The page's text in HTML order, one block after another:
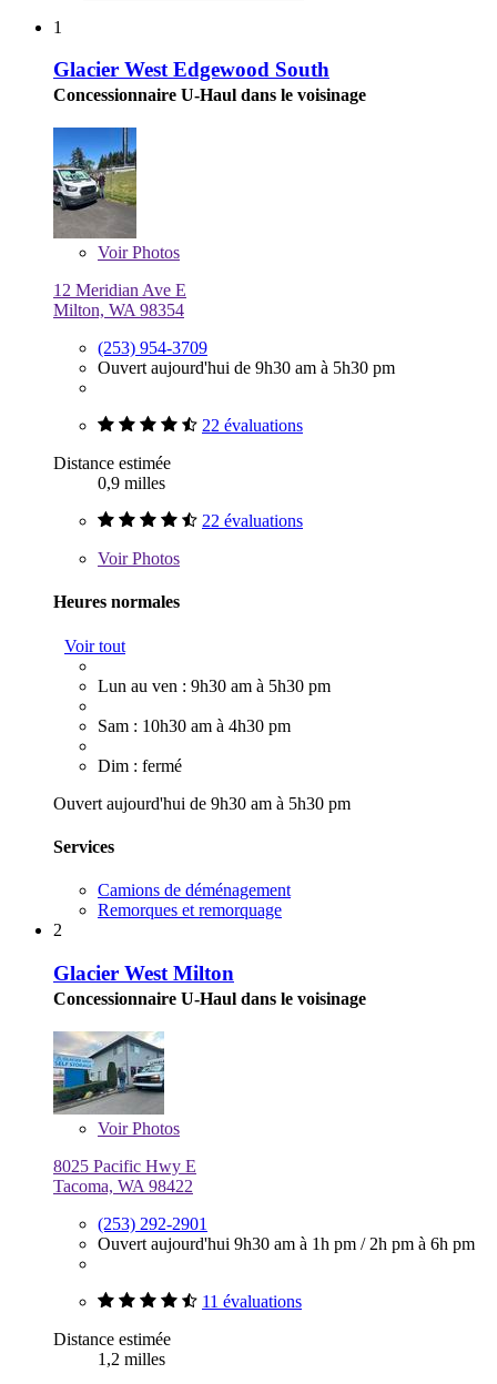
1
Glacier West Edgewood South
Concessionnaire U-Haul dans le voisinage
VoirPhotos
12 Meridian Ave E
Milton, WA 98354
(253) 954-3709
Ouvert aujourd'hui de 9h30 am à 5h30 pm
22 évaluations
Distance estimée
0,9 milles
22 évaluations
VoirPhotos
Heures normales
Voir tout
Lun au ven : 9h30 am à 5h30 pm
Sam : 10h30 am à 4h30 pm
Dim : fermé
Ouvert aujourd'hui de 9h30 am à 5h30 pm
Services
Camions de déménagement
Remorques et remorquage
2
Glacier West Milton
Concessionnaire U-Haul dans le voisinage
VoirPhotos
8025 Pacific Hwy E
Tacoma, WA 98422
(253) 292-2901
Ouvert aujourd'hui 9h30 am à 1h pm / 2h pm à 6h pm
11 évaluations
Distance estimée
1,2 milles